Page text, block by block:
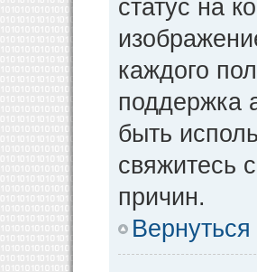
статус на
каждого
поддержка
быть
свяжитесь
причин.